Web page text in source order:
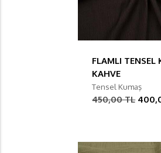
FLAMLI TENSEL
KAHVE
Tensel Kumaş
450,00 TL